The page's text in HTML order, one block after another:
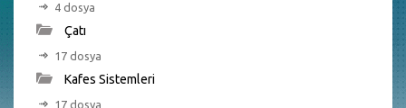
4 dosya
Çatı
17 dosya
Kafes Sistemleri
17 dosya